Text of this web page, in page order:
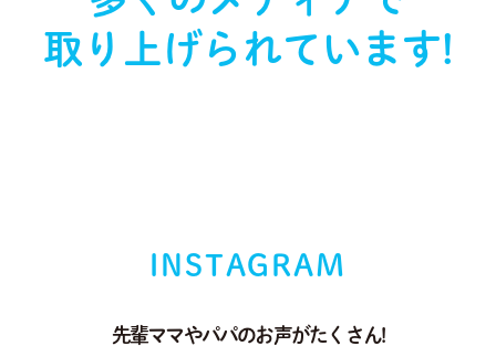
取り上げられています!
INSTAGRAM
先輩ママやパパのお声がたくさん!